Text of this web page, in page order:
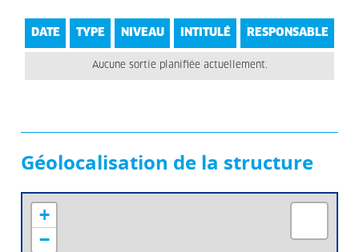
DATE TYPE NIVEAU INTITULÉ RESPONSABLE
Aucune sortie planifiée actuellement.
Géolocalisation de la structure
+
−